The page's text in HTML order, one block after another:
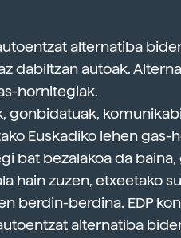
alternatiba
dabiltzan autoak.
hornitegiak.
gonbidatuak,
Euskadiko lehen gas-
bat bezalakoa da
hain zuzen, etxeetako
berdin-berdina. EDP
alternatiba